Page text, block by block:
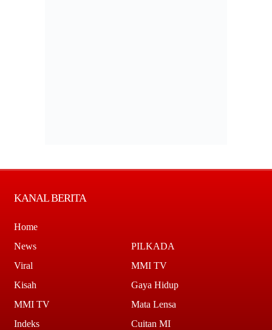
KANAL BERITA
Home
News
Viral
Kisah
MMI TV
Indeks
PILKADA
MMI TV
Gaya Hidup
Mata Lensa
Cuitan MI